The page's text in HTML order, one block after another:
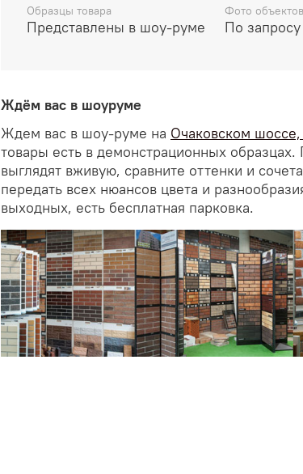
Образцы товара
Представлены в шоу-руме
Фото объектов
По запросу
Ждём вас в шоуруме
Ждем вас в шоу-руме на Очаковском
товары есть в демонстрационных
выглядят вживую, сравните оттенки и
передать всех нюансов цвета и
выходных, есть бесплатная парковка.